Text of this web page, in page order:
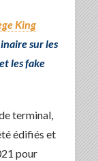
King
sur les
les fake
terminal,
édifiés et
pour